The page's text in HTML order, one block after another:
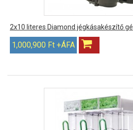
2x10 literes Diamond jégkásakészítő
1,000,900 Ft +ÁFA